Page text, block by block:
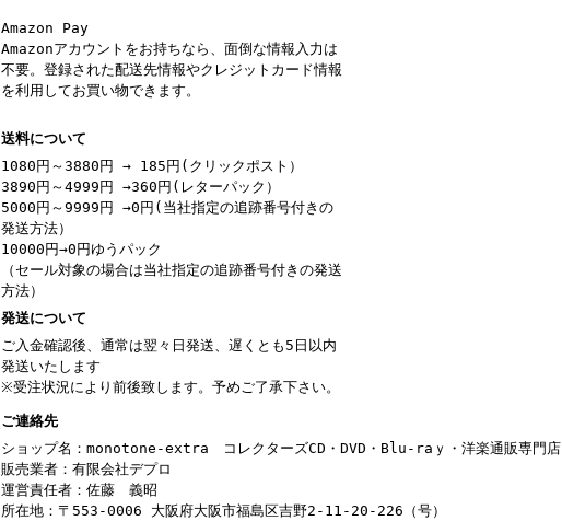
Amazon Pay
Amazonアカウントをお持ちなら、面倒な情報入力は
不要。登録された配送先情報やクレジットカード情報
を利用してお買い物できます。
送料について
1080円～3880円 → 185円(クリックポスト）
3890円～4999円 →360円(レターパック）
5000円～9999円 →0円(当社指定の追跡番号付きの
発送方法）
10000円→0円ゆうパック
（セール対象の場合は当社指定の追跡番号付きの発送
方法）
発送について
ご入金確認後、通常は翌々日発送、遅くとも5日以内
発送いたします
※受注状況により前後致します。予めご了承下さい。
ご連絡先
ショップ名：monotone-extra コレクターズCD・DVD・Blu-raｙ・洋楽通販専門店
販売業者：有限会社デプロ
運営責任者：佐藤 義昭
所在地：〒553-0006 大阪府大阪市福島区吉野2-11-20-226（号）